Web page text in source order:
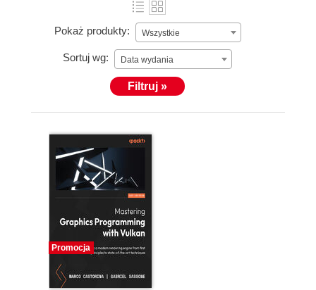
Pokaż produkty: Wszystkie
Sortuj wg: Data wydania
Filtruj »
Promocja